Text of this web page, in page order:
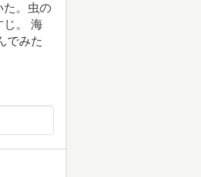
た。虫の
じ。 海
でみた